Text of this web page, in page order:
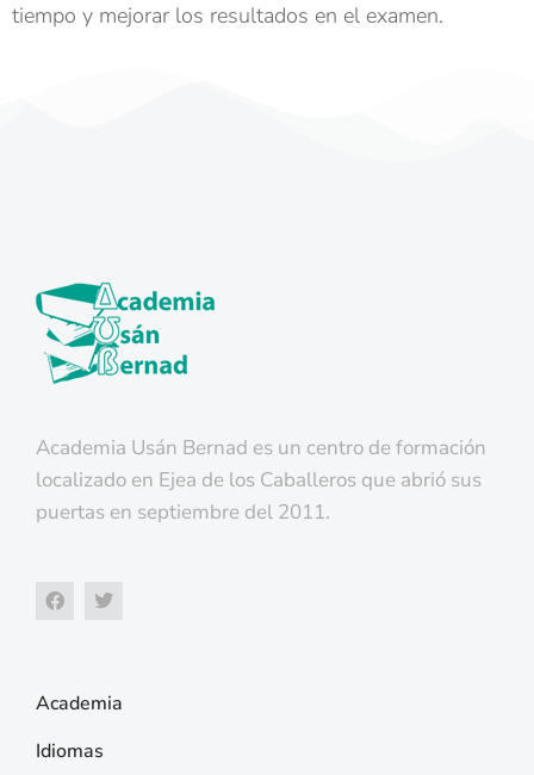
tiempo y mejorar los resultados en el examen.
Academia Usán Bernad es un centro de formación
localizado en Ejea de los Caballeros que abrió sus
puertas en septiembre del 2011.
Academia
Idiomas